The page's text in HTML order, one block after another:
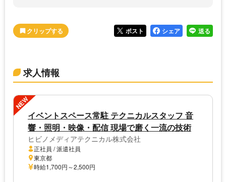
ポスト シェア 送る
求人情報
NEW
イベントスペース常駐 テクニカルスタッフ 音
響・照明・映像・配信 現場で磨く一流の技術
ヒビノメディアテクニカル株式会社
正社員 / 派遣社員
東京都
時給1,700円～2,500円